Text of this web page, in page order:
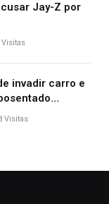
Jay-Z por
Visitas
invadir carro e
trânsito
Visitas